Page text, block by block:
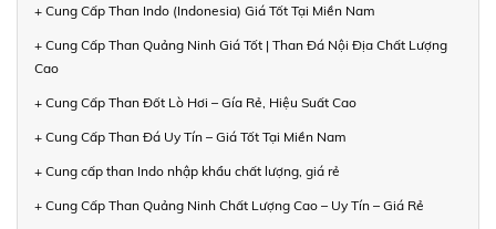
+ Cung Cấp Than Indo (Indonesia) Giá Tốt Tại Miền Nam
+ Cung Cấp Than Quảng Ninh Giá Tốt | Than Đá Nội Địa Chất Lượng
Cao
+ Cung Cấp Than Đốt Lò Hơi – Gía Rẻ, Hiệu Suất Cao
+ Cung Cấp Than Đá Uy Tín – Giá Tốt Tại Miền Nam
+ Cung cấp than Indo nhập khẩu chất lượng, giá rẻ
+ Cung Cấp Than Quảng Ninh Chất Lượng Cao – Uy Tín – Giá Rẻ